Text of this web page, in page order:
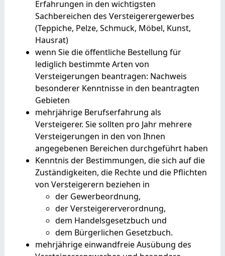
Erfahrungen in den wichtigsten
Sachbereichen des Versteigerergewerbes
(Teppiche, Pelze, Schmuck, Möbel, Kunst,
Hausrat)
wenn Sie die öffentliche Bestellung für
lediglich bestimmte Arten von
Versteigerungen beantragen: Nachweis
besonderer Kenntnisse in den beantragten
Gebieten
mehrjährige Berufserfahrung als
Versteigerer. Sie sollten pro Jahr mehrere
Versteigerungen in den von Ihnen
angegebenen Bereichen durchgeführt haben
Kenntnis der Bestimmungen, die sich auf die
Zuständigkeiten, die Rechte und die Pflichten
von Versteigerern beziehen in
der Gewerbeordnung,
der Versteigererverordnung,
dem Handelsgesetzbuch und
dem Bürgerlichen Gesetzbuch.
mehrjährige einwandfreie Ausübung des